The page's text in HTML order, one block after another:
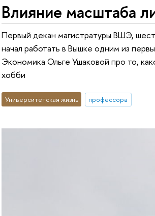
Влияние масштаба
Первый декан магистратуры ВШЭ,
начал работать в Вышке одним из
Экономика Ольге Ушаковой про то,
хобби
Университетская жизнь профессора